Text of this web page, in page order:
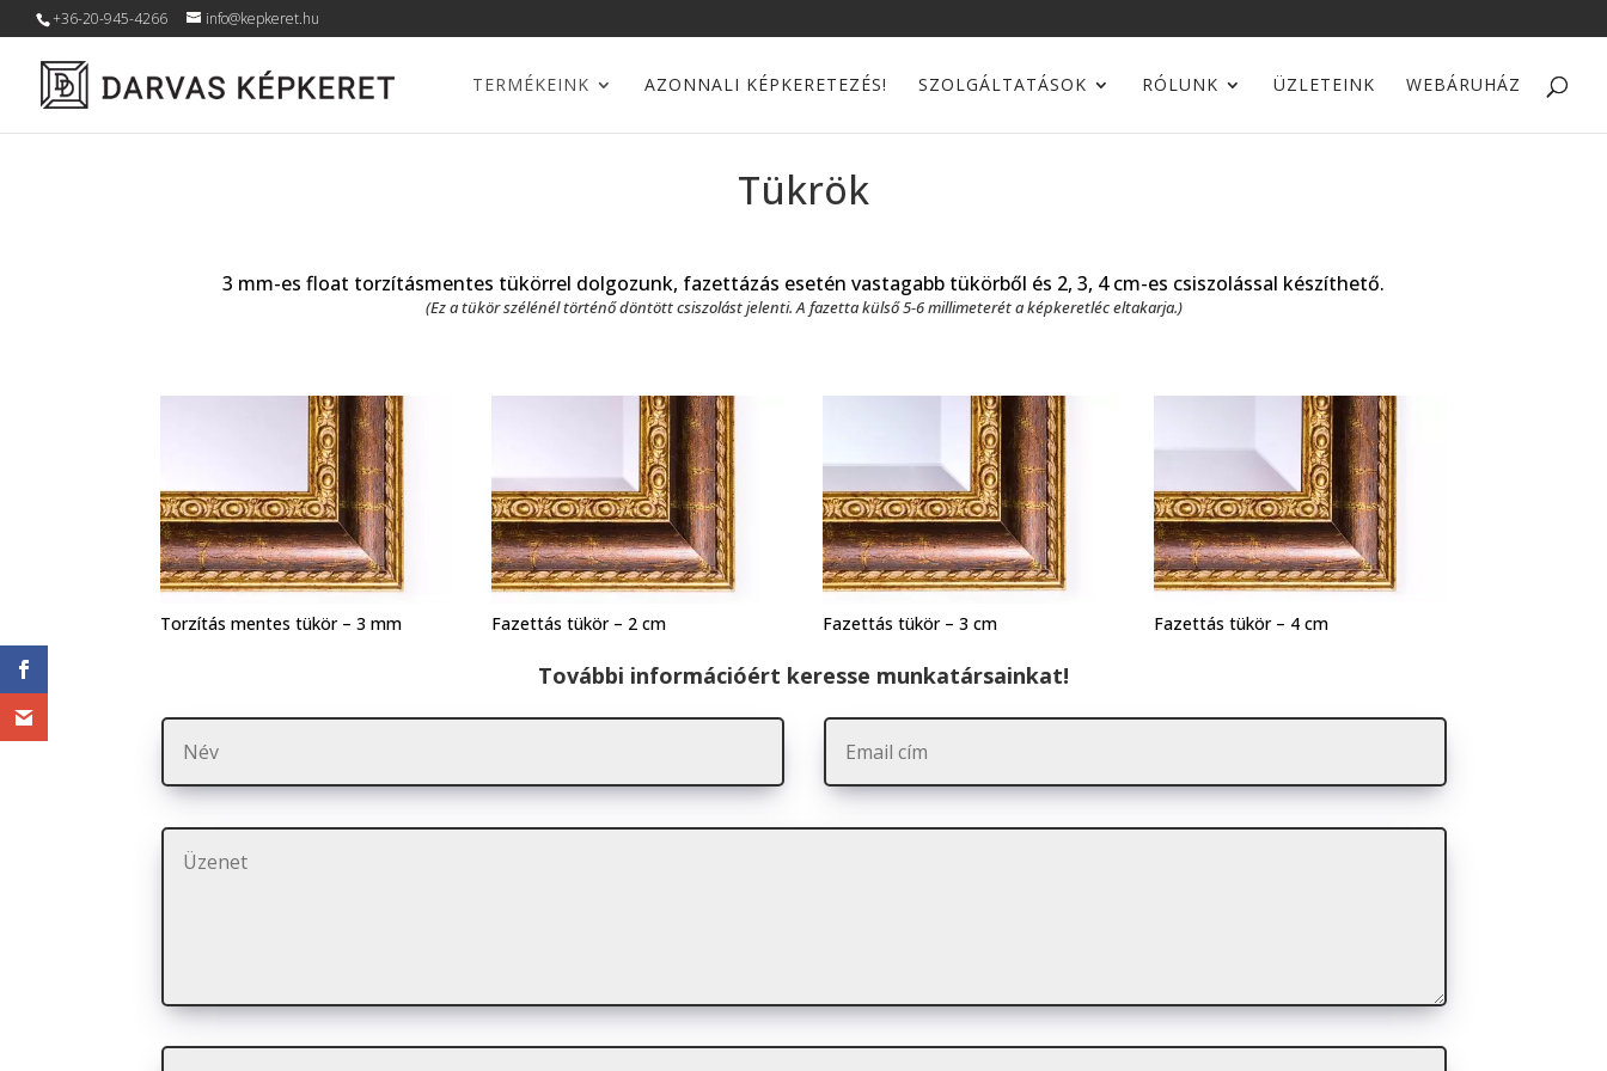
+36-20-945-4266 info@kepkeret.hu
TERMÉKEINK AZONNALI KÉPKERETEZÉS! SZOLGÁLTATÁSOK RÓLUNK ÜZLETEINK WEBÁRUHÁZ
Tükrök
3 mm-es float torzításmentes tükörrel dolgozunk, fazettázás esetén vastagabb tükörből és 2, 3, 4 cm-es csiszolással készíthető.
(Ez a tükör szélénél történő döntött csiszolást jelenti. A fazetta külső5-6millimeterét a képkeretléc eltakarja.)
Torzítás mentes tükör – 3 mm Fazettás tükör – 2 cm Fazettás tükör – 3 cm Fazettás tükör – 4 cm
További információért keresse munkatársainkat!